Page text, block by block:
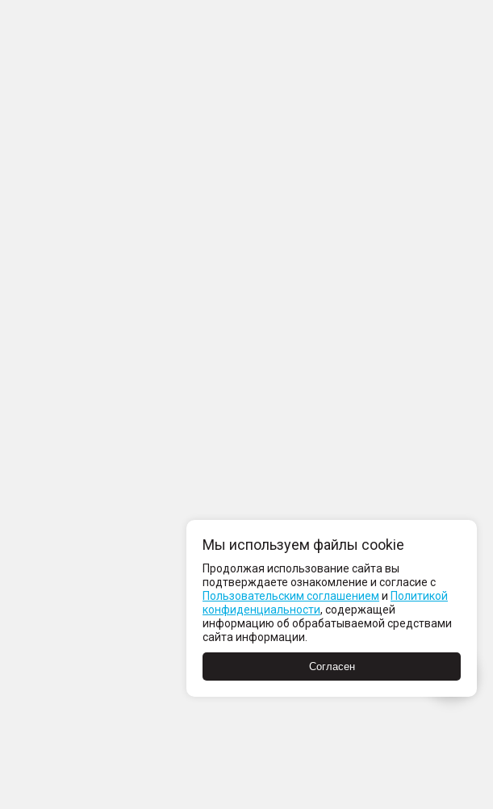
Мы используем файлы cookie
Продолжая использование сайта вы
подтверждаете ознакомление и согласие с
Пользовательским соглашением и Политикой
конфиденциальности, содержащей
информацию об обрабатываемой средствами
сайта информации.
Согласен